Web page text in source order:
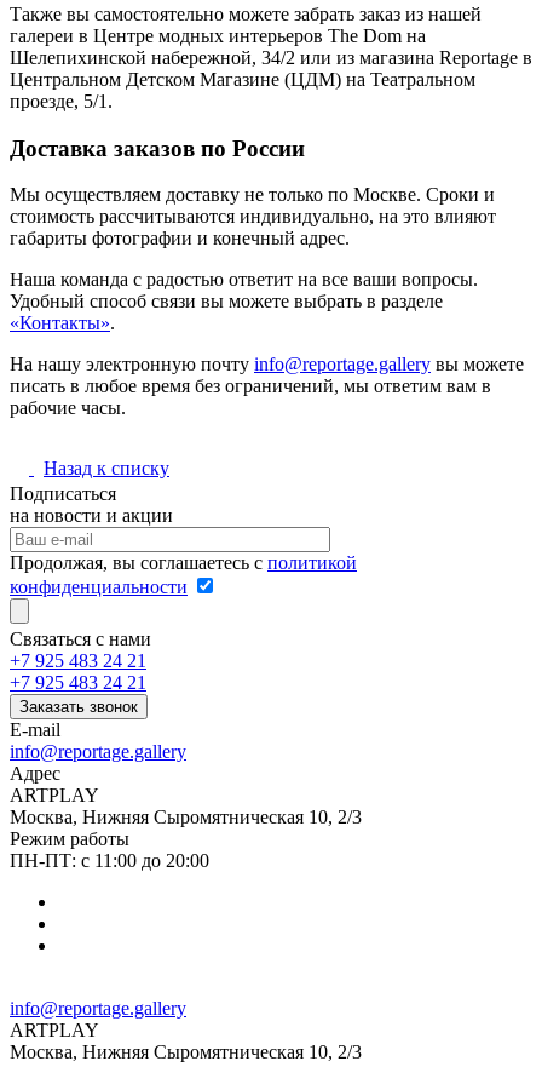
Также вы самостоятельно можете забрать заказ из нашей
галереи в Центре модных интерьеров The Dom на
Шелепихинской набережной, 34/2 или из магазина Reportage в
Центральном Детском Магазине (ЦДМ) на Театральном
проезде, 5/1.
Доставка заказов по России
Мы осуществляем доставку не только по Москве. Сроки и
стоимость рассчитываются индивидуально, на это влияют
габариты фотографии и конечный адрес.
Наша команда с радостью ответит на все ваши вопросы.
Удобный способ связи вы можете выбрать в разделе
«Контакты».
На нашу электронную почту info@reportage.gallery вы можете
писать в любое время без ограничений, мы ответим вам в
рабочие часы.
Назад к списку
Подписаться
на новости и акции
Продолжая, вы соглашаетесь с политикой
конфиденциальности
Связаться с нами
+7 925 483 24 21
+7 925 483 24 21
Заказать звонок
E-mail
info@reportage.gallery
Адрес
ARTPLAY
Москва, Нижняя Сыромятническая 10, 2/3
Режим работы
ПН-ПТ: с 11:00 до 20:00
info@reportage.gallery
ARTPLAY
Москва, Нижняя Сыромятническая 10, 2/3